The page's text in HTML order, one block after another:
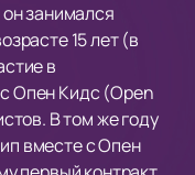
занимался
15 лет (в
в
Опен Кидс (Open
В том же году
вместе с Опен